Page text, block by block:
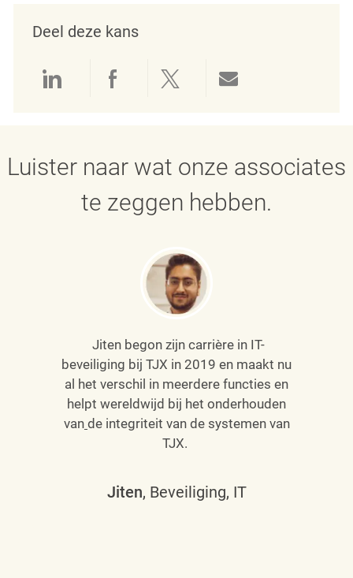
Deel deze kans
Delen via LinkedIn
Delen via Facebook
Delen via twitter
Luister naar wat onze associates
te zeggen hebben.
Jiten begon zijn carrière in IT-
beveiliging bij TJX in 2019 en maakt nu
al het verschil in meerdere functies en
helpt wereldwijd bij het onderhouden
van de integriteit van de systemen van
TJX.
Jiten, Beveiliging, IT